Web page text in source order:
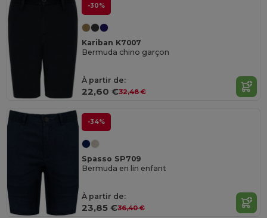
-30%
Kariban K7007
Bermuda chino garçon
À partir de:
22,60 €32,48 €
-34%
Spasso SP709
Bermuda en lin enfant
À partir de:
23,85 €36,40 €